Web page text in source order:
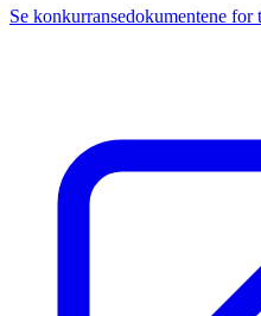
Se konkurransedokumentene